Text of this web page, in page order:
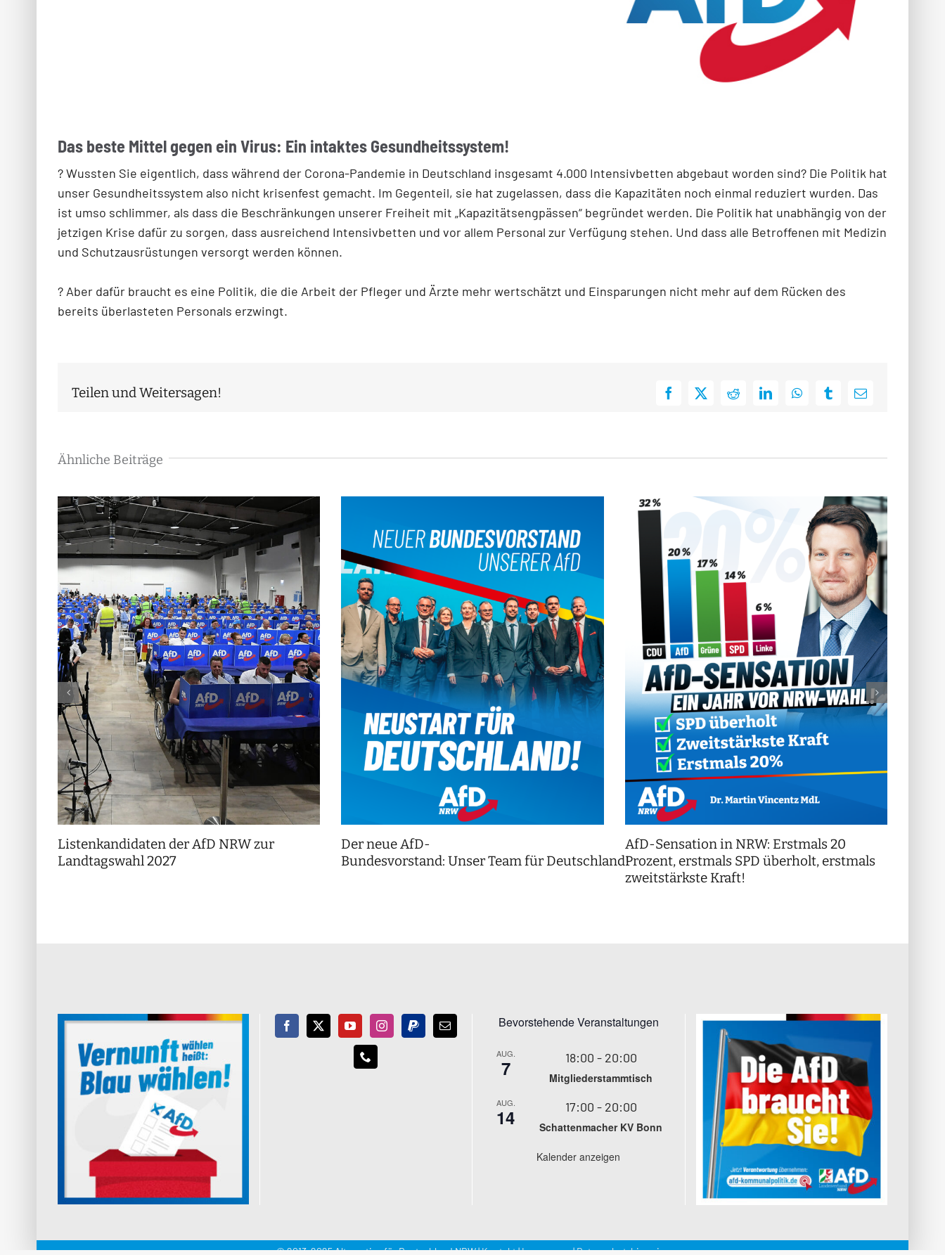
Das beste Mittel gegen ein Virus: Ein intaktes Gesundheits­system!
? Wussten Sie eigentlich, dass während der Corona-Pandemie in Deutschland insgesamt 4.000 Intensivbetten abgebaut worden sind? Die Politik hat
unser Gesundheitssystem also nicht krisenfest gemacht. Im Gegenteil, sie hat zugelassen, dass die Kapazitäten noch einmal reduziert wurden. Das
ist umso schlimmer, als dass die Beschränkungen unserer Freiheit mit „Kapazitätsengpässen“ begründet werden. Die Politik hat unabhängig von der
jetzigen Krise dafür zu sorgen, dass ausreichend Intensivbetten und vor allem Personal zur Verfügung stehen. Und dass alle Betroffenen mit Medizin
und Schutzausrüstungen versorgt werden können.
? Aber dafür braucht es eine Politik, die die Arbeit der Pfleger und Ärzte mehr wertschätzt und Einsparungen nicht mehr auf dem Rücken des
bereits überlasteten Personals erzwingt.
Teilen und Weitersagen! Facebook
X RedditLinkedInWhatsAppTumblrE-
Ähnliche Beiträge
Listenkandidaten der AfD NRW zur
Landtagswahl 2027
Der neue AfD-
Bundesvorstand: Unser Team für Deutschland!
AfD-Sensation in NRW: Erstmals 20
Prozent, erstmals SPD überholt, erstmals
zweitstärkste Kraft!
Bevorstehende Veranstaltungen
AUG.
7 18:00 - 20:00
Mitgliederstammtisch
AUG.
14 17:00 - 20:00
Schattenmacher KV Bonn
Kalender anzeigen
© 2013-2025 Alternative für Deutschland NRW |Kontakt|Impressum|Datenschutzhinweise